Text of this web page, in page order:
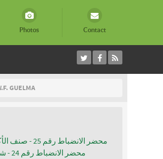
Photos Contact
GUELMA
محضر الانضباط رقم 25 - صنف الأكابر
محضر الانضباط رقم 24 - شبان